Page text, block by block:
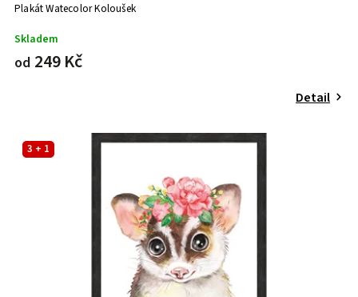
Plakát Watecolor Koloušek
Skladem
od 249 Kč
Detail
3 + 1